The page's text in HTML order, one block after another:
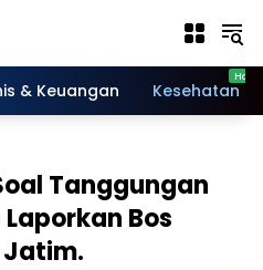
& Keuangan Kesehatan
Tanggungan
Bos
Jatim.